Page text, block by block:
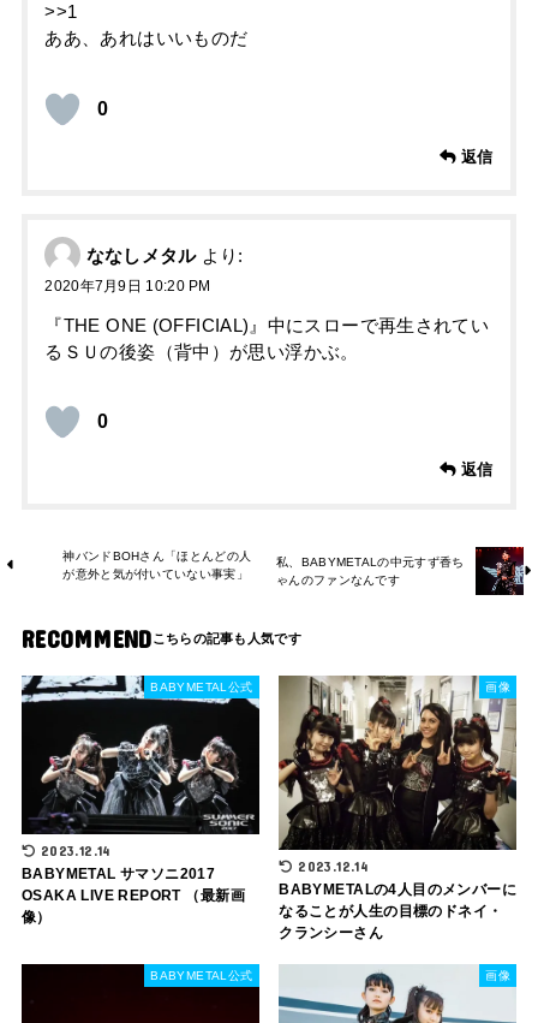
>>1
ああ、あれはいいものだ
0
返信
ななしメタル より:
2020年7月9日 10:20 PM
『THE ONE (OFFICIAL)』中にスローで再生されてい
るＳＵの後姿（背中）が思い浮かぶ。
0
返信
神バンドBOHさん「ほとんどの人
が意外と気が付いていない事実」
私、BABYMETALの中元すず香ち
ゃんのファンなんです
RECOMMEND
BABYMETAL公式
2023.12.14
BABYMETAL サマソニ2017
OSAKA LIVE REPORT （最新画
像）
画像
2023.12.14
BABYMETALの4人目のメンバーに
なることが人生の目標のドネイ・
クランシーさん
BABYMETAL公式 画像